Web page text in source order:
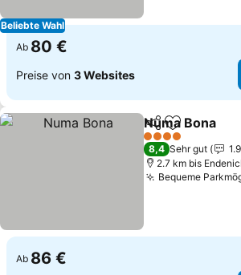
Beliebte Wahl
Ab 80 €
Preise von 3 Websites
TeilenZu
Numa Bona
4 Sterne
8,4 Sehr gut
2.7 km bis
Bequeme
Ab 86 €